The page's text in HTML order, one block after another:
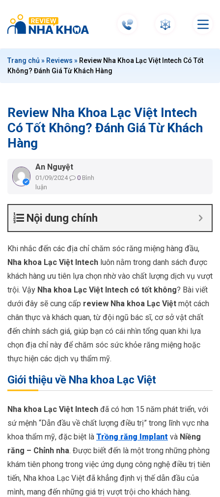
t
Trang chủ » Reviews » Review Nha Khoa Lạc Việt Intech Có Tốt
Không? Đánh Giá Từ Khách Hàng
Review Nha Khoa Lạc Việt Intech
Có Tốt Không? Đánh Giá Từ Khách
Hàng
An Nguyệt
01/09/2024 0 Bình
luận
Nội dung chính
Khi nhắc đến các địa chỉ chăm sóc răng miệng hàng đầu,
Nha khoa Lạc Việt Intech luôn nằm trong danh sách được
khách hàng ưu tiên lựa chọn nhờ vào chất lượng dịch vụ vượt
trội. Vậy Nha khoa Lạc Việt Intech có tốt không? Bài viết
dưới đây sẽ cung cấp review Nha khoa Lạc Việt một cách
chân thực và khách quan, từ đội ngũ bác sĩ, cơ sở vật chất
đến chính sách giá, giúp bạn có cái nhìn tổng quan khi lựa
chọn địa chỉ này để chăm sóc sức khỏe răng miệng hoặc
thực hiện các dịch vụ thẩm mỹ.
Giới thiệu về Nha khoa Lạc Việt
Nha khoa Lạc Việt Intech đã có hơn 15 năm phát triển, với
sứ mệnh “Dẫn đầu về chất lượng điều trị” trong lĩnh vực nha
khoa thẩm mỹ, đặc biệt là Trồng răng Implant và Niềng
răng – Chỉnh nha. Được biết đến là một trong những phòng
khám tiên phong trong việc ứng dụng công nghệ điều trị tiên
tiến, Nha khoa Lạc Việt đã khẳng định vị thế dẫn đầu của
mình, mang đến những giá trị vượt trội cho khách hàng.